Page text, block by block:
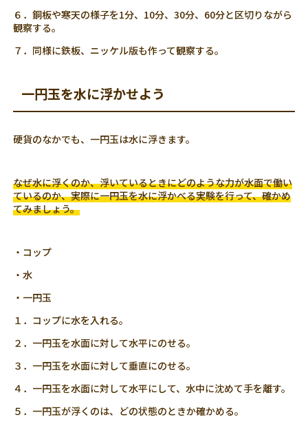
６．銅板や寒天の様子を1分、10分、30分、60分と区切りながら
観察する。
７．同様に鉄板、ニッケル版も作って観察する。
一円玉を水に浮かせよう
硬貨のなかでも、一円玉は水に浮きます。
なぜ水に浮くのか、浮いているときにどのような力が水面で働い
ているのか、実際に一円玉を水に浮かべる実験を行って、確かめ
てみましょう。
・コップ
・水
・一円玉
１．コップに水を入れる。
２．一円玉を水面に対して水平にのせる。
３．一円玉を水面に対して垂直にのせる。
４．一円玉を水面に対して水平にして、水中に沈めて手を離す。
５．一円玉が浮くのは、どの状態のときか確かめる。